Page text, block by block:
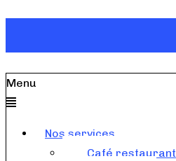
Menu
Nos services
Café restaurant